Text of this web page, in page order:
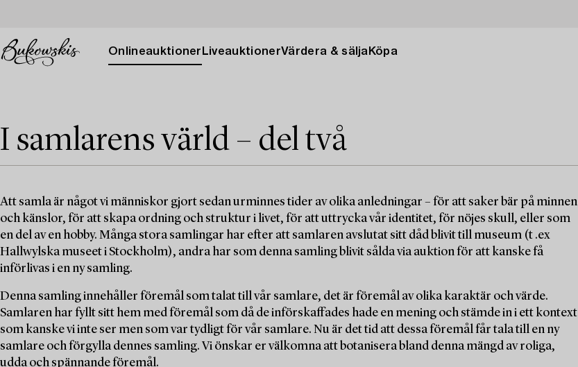
Onlineauktioner LiveauktionerVärdera & sälja Köpa
I samlarens värld – del två
Att samla är något vi människor gjort sedan urminnes tider av olika anledningar – för att saker bär på minnen
och känslor, för att skapa ordning och struktur i livet, för att uttrycka vår identitet, för nöjes skull, eller som
en del av en hobby. Många stora samlingar har efter att samlaren avslutat sitt dåd blivit till museum (t .ex
Hallwylska museet i Stockholm), andra har som denna samling blivit sålda via auktion för att kanske få
införlivas i en ny samling.
Denna samling innehåller föremål som talat till vår samlare, det är föremål av olika karaktär och värde.
Samlaren har fyllt sitt hem med föremål som då de införskaffades hade en mening och stämde in i ett kontext
som kanske vi inte ser men som var tydligt för vår samlare. Nu är det tid att dessa föremål får tala till en ny
samlare och förgylla dennes samling. Vi önskar er välkomna att botanisera bland denna mängd av roliga,
udda och spännande föremål.